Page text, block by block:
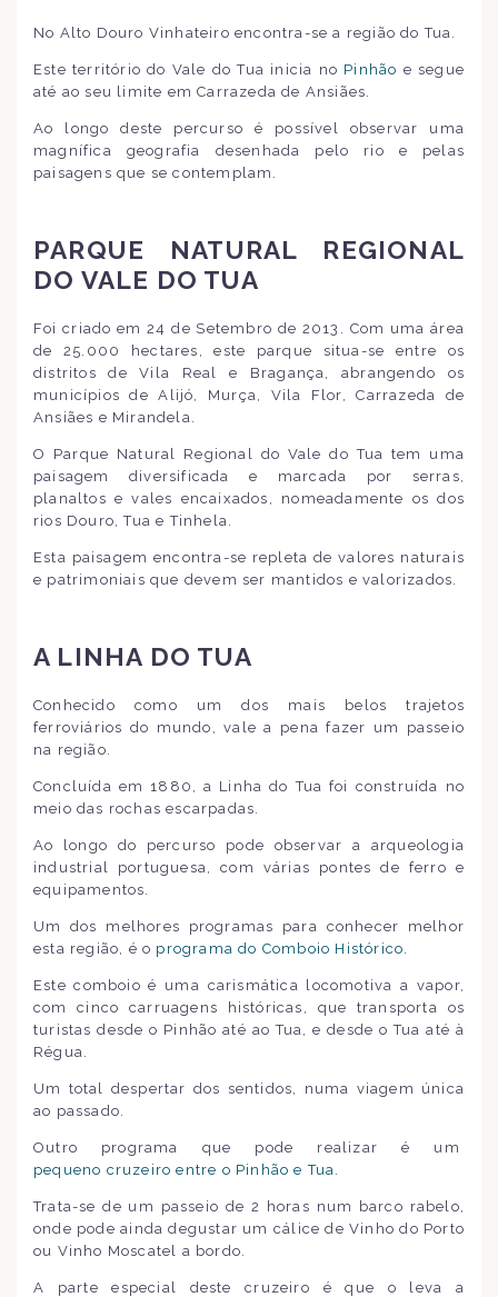
No Alto Douro Vinhateiro encontra-se a região do Tua.
Este território do Vale do Tua inicia no Pinhão e segue
até ao seu limite em Carrazeda de Ansiães.
Ao longo deste percurso é possível observar uma
magnífica geografia desenhada pelo rio e pelas
paisagens que se contemplam.
PARQUE NATURAL REGIONAL
DO VALE DO TUA
Foi criado em 24 de Setembro de 2013. Com uma área
de 25.000 hectares, este parque situa-se entre os
distritos de Vila Real e Bragança, abrangendo os
municípios de Alijó, Murça, Vila Flor, Carrazeda de
Ansiães e Mirandela.
O Parque Natural Regional do Vale do Tua tem uma
paisagem diversificada e marcada por serras,
planaltos e vales encaixados, nomeadamente os dos
rios Douro, Tua e Tinhela.
Esta paisagem encontra-se repleta de valores naturais
e patrimoniais que devem ser mantidos e valorizados.
A LINHA DO TUA
Conhecido como um dos mais belos trajetos
ferroviários do mundo, vale a pena fazer um passeio
na região.
Concluída em 1880, a Linha do Tua foi construída no
meio das rochas escarpadas.
Ao longo do percurso pode observar a arqueologia
industrial portuguesa, com várias pontes de ferro e
equipamentos.
Um dos melhores programas para conhecer melhor
esta região, é o programa do Comboio Histórico.
Este comboio é uma carismática locomotiva a vapor,
com cinco carruagens históricas, que transporta os
turistas desde o Pinhão até ao Tua, e desde o Tua até à
Régua.
Um total despertar dos sentidos, numa viagem única
ao passado.
Outro programa que pode realizar é um
pequeno cruzeiro entre o Pinhão e Tua
Trata-se de um passeio de 2 horas num barco rabelo,
onde pode ainda degustar um cálice de Vinho do Porto
ou Vinho Moscatel a bordo.
A parte especial deste cruzeiro é que o leva a